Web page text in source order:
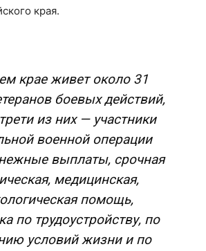
края.
крае живет около 31
боевых действий,
из них — участники
военной операции
выплаты, срочная
медицинская,
помощь,
по трудоустройству, по
условий жизни и по